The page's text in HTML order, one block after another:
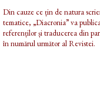
Din cauze ce țin de natura
tematice, „Diacronia” va
referenților și traducerea din
în numărul următor al Revistei.